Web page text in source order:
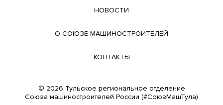
НОВОСТИ
О СОЮЗЕ МАШИНОСТРОИТЕЛЕЙ
КОНТАКТЫ
© 2026 Тульское региональное отделение
Cоюза машиностроителей России (#СоюзМашТула)